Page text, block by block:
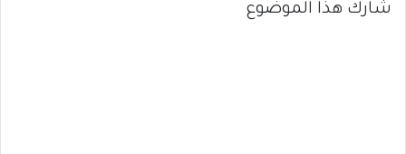
شارك هذا الموضوع